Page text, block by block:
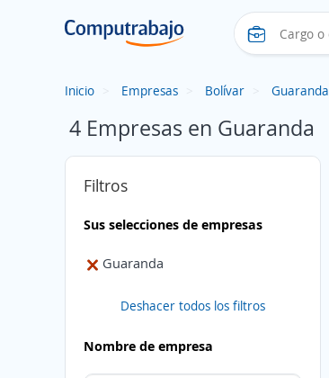
Inicio Empresas Bolívar Guaranda
4 Empresas en Guaranda
Filtros
Sus selecciones de empresas
Guaranda
Deshacer todos los filtros
Nombre de empresa